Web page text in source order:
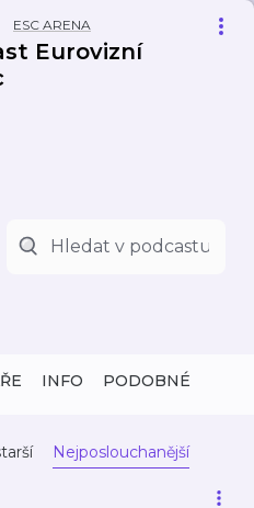
ESC ARENA
Eurovizní
INFO PODOBNÉ
Nejposlouchanější